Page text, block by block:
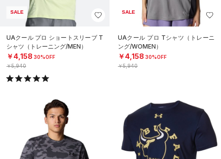
SALE
UAクール プロ ショートスリーブ T
シャツ（トレーニング/MEN）
￥4,158 30%OFF
￥5,940
SALE
UAクール プロ Tシャツ（トレーニ
ング/WOMEN）
￥4,158 30%OFF
￥5,940